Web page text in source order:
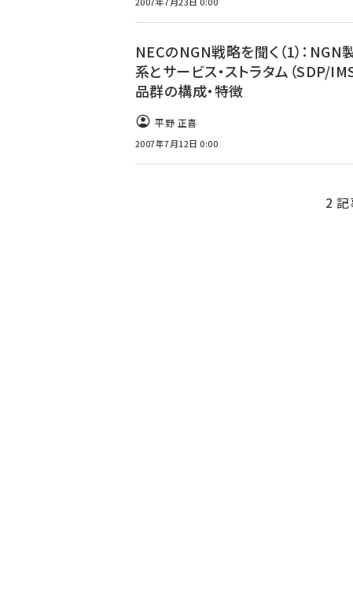
NECのNGN戦略を聞く（1）：NGN
系とサービス・ストラタム（SDP/
品群の構成・特徴
平野 正喜
2007年7月12日 0:00
2